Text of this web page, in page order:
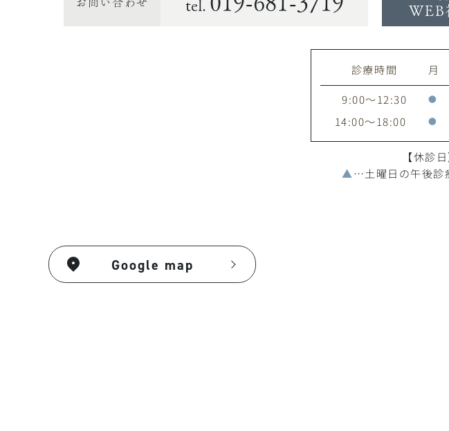
tel. WEB
診療時間 月
9:00～12:30
●
14:00～18:00 ●
【休診
▲…土曜日の午後診
Google map